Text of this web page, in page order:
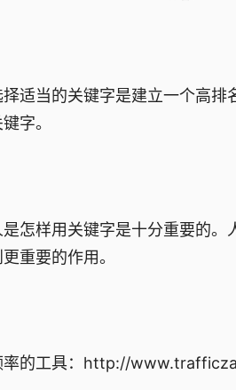
当的关键字是建立一个高排
字。
样用关键字是十分重要的。
重要的作用。
的工具：http://